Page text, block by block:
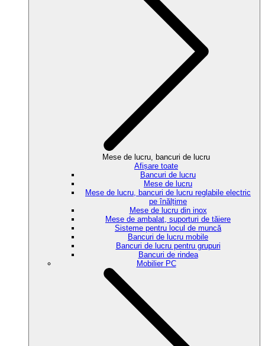
Mese de lucru, bancuri de lucru
Afișare toate
Bancuri de lucru
Mese de lucru
Mese de lucru, bancuri de lucru reglabile electric
pe înălțime
Mese de lucru din inox
Mese de ambalat, suporturi de tăiere
Sisteme pentru locul de muncă
Bancuri de lucru mobile
Bancuri de lucru pentru grupuri
Bancuri de rindea
Mobilier PC